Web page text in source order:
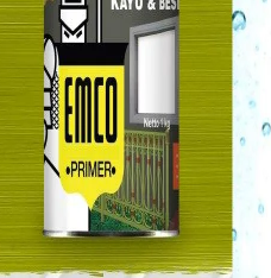
sebelumnya pihak ahli
Surabaya. Namun wakil
di PN Surabaya ketika